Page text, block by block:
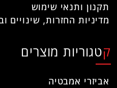
תקנון ותנאי שימוש
מדיניות החזרות, שינויים
קטגוריות מוצרים
אביזרי אמבטיה